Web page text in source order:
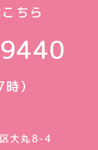
ちら
）
大丸8-4